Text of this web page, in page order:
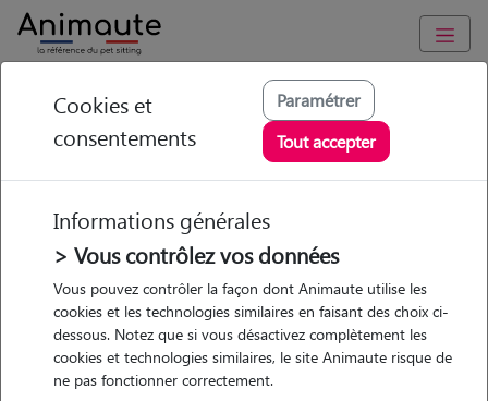
Animaute Pays-de-la-Loire Loire-Atlantique/Clisson
Eloïse - Petsitter à
GORGES
• 19 ans
Garde
chez le Pet Sitter
Cookies et
consentements
Paramétrer
Tout accepter
Informations générales
> Vous contrôlez vos données
Vous pouvez contrôler la façon dont Animaute utilise les
cookies et les technologies similaires en faisant des choix ci-
dessous. Notez que si vous désactivez complètement les
cookies et technologies similaires, le site Animaute risque de
ne pas fonctionner correctement.